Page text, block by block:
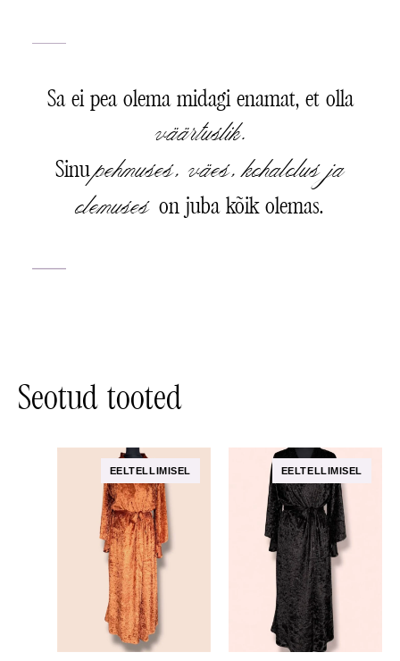
Sa ei pea olema midagi enamat, et olla
väärtuslik.
Sinupehmuses, väes, kohalolus ja
olemuses on juba kõik olemas.
Seotud tooted